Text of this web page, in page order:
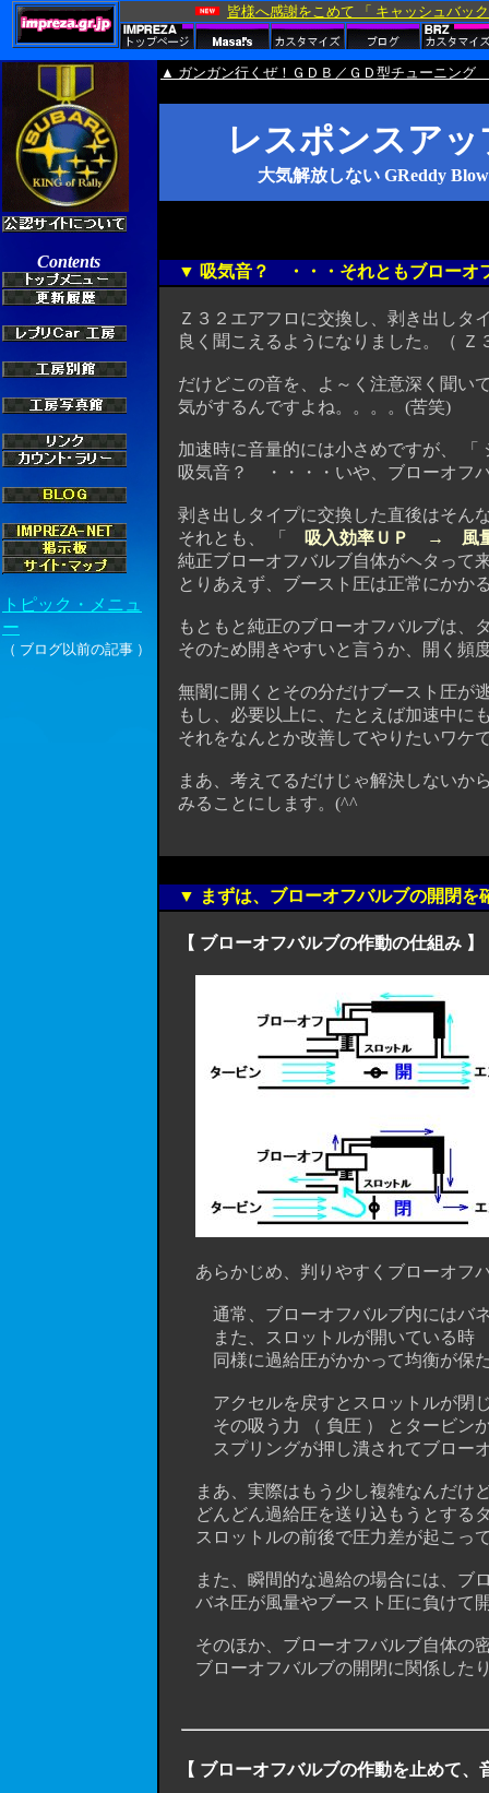
▲ ガンガン行くぜ！ＧＤＢ／ＧＤ型チューニング
レスポンスア
大気解放しない GReddy
▼ 吸気音？ ・・・それともブローオ
Ｚ３２エアフロに交換し、剥き出しタ
良く聞こえるようになりました。（
だけどこの音を、よ～く注意深く聞い
気がするんですよね。。。。(苦笑)
加速時に音量的には小さめですが、 「
吸気音？ ・・・・いや、ブローオフ
剥き出しタイプに交換した直後はそん
それとも、 「
吸入効率ＵＰ → 風
純正ブローオフバルブ自体がヘタって
とりあえず、ブースト圧は正常にかか
もともと純正のブローオフバルブは、
そのため開きやすいと言うか、開く頻
無闇に開くとその分だけブースト圧が
もし、必要以上に、たとえば加速中に
それをなんとか改善してやりたいワケ
まあ、考えてるだけじゃ解決しないか
みることにします。(^^ゞ
▼ まずは、ブローオフバルブの開閉を
【 ブローオフバルブの作動の仕組み 】
あらかじめ、判りやすくブローオフ
通常、ブローオフバルブ内にはバネ
また、スロットルが開いている時 （
同様に過給圧がかかって均衡が保た
アクセルを戻すとスロットルが閉じ
その吸う力 （ 負圧 ） とタービンか
スプリングが押し潰されてブローオ
まあ、実際はもう少し複雑なんだけど
どんどん過給圧を送り込もうとするタ
スロットルの前後で圧力差が起こって
また、瞬間的な過給の場合には、ブロ
バネ圧が風量やブースト圧に負けて
そのほか、ブローオフバルブ自体の密
ブローオフバルブの開閉に関係した
【 ブローオフバルブの作動を止めて